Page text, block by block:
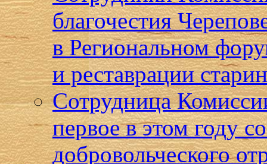
благочестия
в Региональном
и реставрации
Сотрудница
первое в этом году
добровольческого